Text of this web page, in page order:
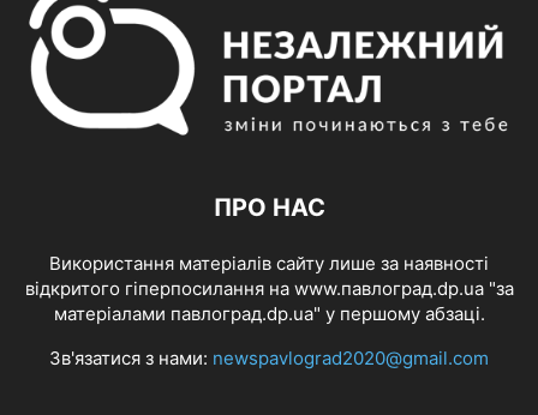
ПРО НАС
Використання матеріалів сайту лише за наявності
відкритого гіперпосилання на www.павлоград.dp.ua "за
матеріалами павлоград.dp.ua" у першому абзаці.
Зв'язатися з нами: newspavlograd2020@gmail.com